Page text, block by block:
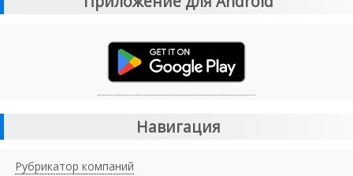
Навигация
Рубрикатор компаний